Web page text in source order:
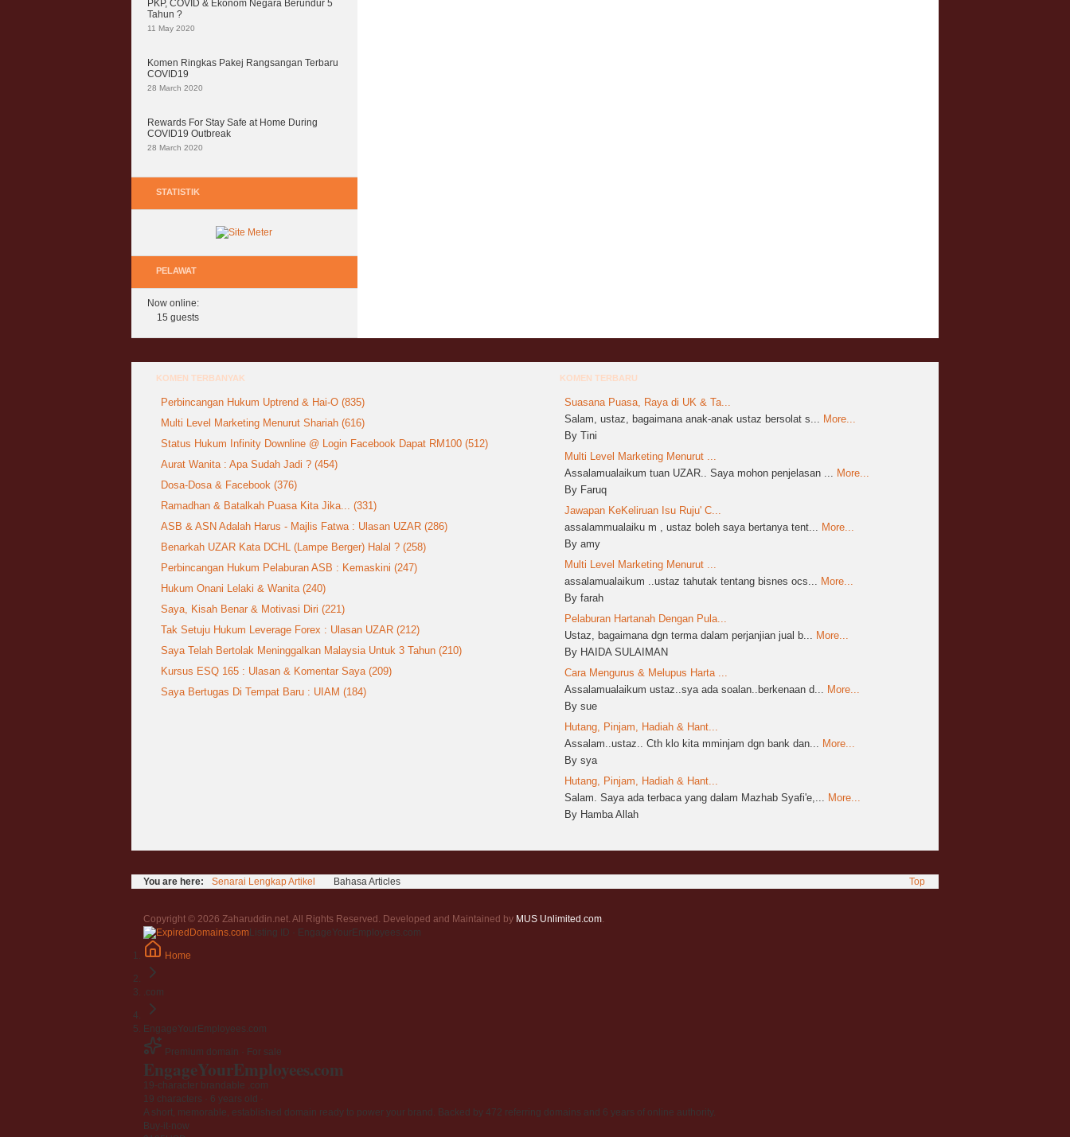
PKP, COVID & Ekonom Negara Berundur 5
Tahun ?
11 May 2020
Komen Ringkas Pakej Rangsangan Terbaru
COVID19
28 March 2020
Rewards For Stay Safe at Home During
COVID19 Outbreak
28 March 2020
STATISTIK
PELAWAT
Now online:
15 guests
KOMEN TERBANYAK
Perbincangan Hukum Uptrend & Hai-O (835)
Multi Level Marketing Menurut Shariah (616)
Status Hukum Infinity Downline @ Login Facebook Dapat RM100 (512)
Aurat Wanita : Apa Sudah Jadi ? (454)
Dosa-Dosa & Facebook (376)
Ramadhan & Batalkah Puasa Kita Jika... (331)
ASB & ASN Adalah Harus - Majlis Fatwa : Ulasan UZAR (286)
Benarkah UZAR Kata DCHL (Lampe Berger) Halal ? (258)
Perbincangan Hukum Pelaburan ASB : Kemaskini (247)
Hukum Onani Lelaki & Wanita (240)
Saya, Kisah Benar & Motivasi Diri (221)
Tak Setuju Hukum Leverage Forex : Ulasan UZAR (212)
Saya Telah Bertolak Meninggalkan Malaysia Untuk 3 Tahun (210)
Kursus ESQ 165 : Ulasan & Komentar Saya (209)
Saya Bertugas Di Tempat Baru : UIAM (184)
KOMEN TERBARU
Suasana Puasa, Raya di UK & Ta...
Salam, ustaz, bagaimana anak-anak ustaz bersolat s... More...
By Tini
Multi Level Marketing Menurut ...
Assalamualaikum tuan UZAR.. Saya mohon penjelasan ... More...
By Faruq
Jawapan KeKeliruan Isu Ruju' C...
assalammualaiku m , ustaz boleh saya bertanya tent... More...
By amy
Multi Level Marketing Menurut ...
assalamualaikum ..ustaz tahutak tentang bisnes ocs... More...
By farah
Pelaburan Hartanah Dengan Pula...
Ustaz, bagaimana dgn terma dalam perjanjian jual b... More...
By HAIDA SULAIMAN
Cara Mengurus & Melupus Harta ...
Assalamualaikum ustaz..sya ada soalan..berkenaan d... More...
By sue
Hutang, Pinjam, Hadiah & Hant...
Assalam..ustaz.. Cth klo kita mminjam dgn bank dan... More...
By sya
Hutang, Pinjam, Hadiah & Hant...
Salam. Saya ada terbaca yang dalam Mazhab Syafi'e,... More...
By Hamba Allah
You are here: Senarai Lengkap Artikel Bahasa Articles Top
Copyright © 2026 Zaharuddin.net. All Rights Reserved. Developed and Maintained by MUS Unlimited.com.
Listing ID · EngageYourEmployees.com
Home
.com
EngageYourEmployees.com
Premium domain · For sale
EngageYourEmployees.com
19-character brandable .com
19 characters · 6 years old
A short, memorable, established domain ready to power your brand. Backed by 472 referring domains and 6 years of online authority.
Buy-it-now